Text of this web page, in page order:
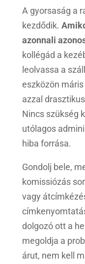
A gyorsaság a
kezdődik.
azonnali
kollégád a
leolvassa a
eszközön máris
azzal
Nincs szükség
utólagos
hiba forrása.
Gondolj bele,
komissiózás
vagy
dolgozó ott a
megoldja a
árut, nem kell